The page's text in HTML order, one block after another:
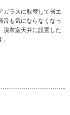
ガラスに取替して省エ
音も気にならなくなっ
脱衣室天井に設置した